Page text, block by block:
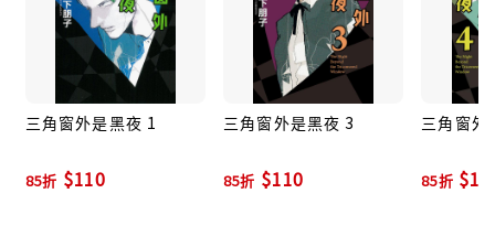
三角窗外是黑夜 1
85折 $110
三角窗外是黑夜 3
85折 $110
三角窗外
85折